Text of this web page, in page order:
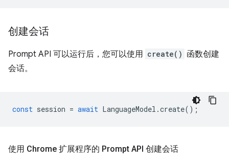
创建会话
Prompt API 可以运行后，您可以使用 create() 函数创建
会话。
const session = await LanguageModel .create();
使用 Chrome 扩展程序的 Prompt API 创建会话